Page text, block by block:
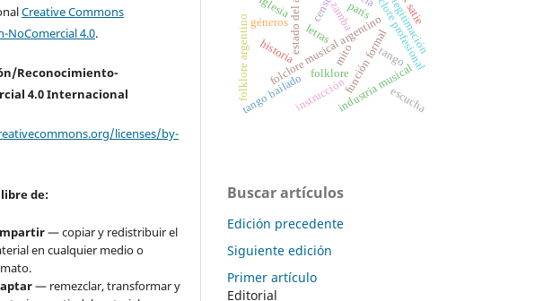
Creative Commons
NoComercial 4.0.
Reconocimiento-
4.0 Internacional
licenses/by-
de:
— copiar y redistribuir el
en cualquier medio o
— remezclar, transformar y
folclore musical argentino
estado del arte folclore profesional
géneros
historia
folkloreindustria musical
folklore argentino legitimación
zamba
función formal
instrucción
tango
tango bailado
letras
escucha
mito
parís
iglesia
Buscar artículos
Edición precedente
Siguiente edición
Primer artículo
Editorial